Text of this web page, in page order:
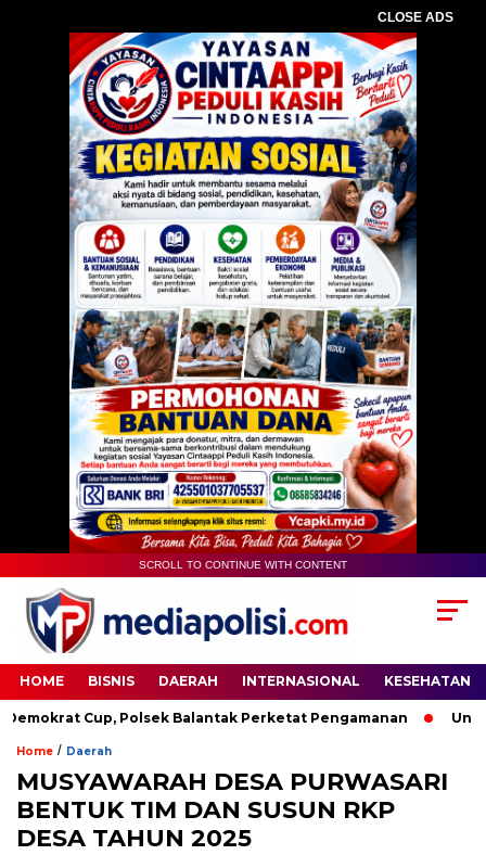
CLOSE ADS
SCROLL TO CONTINUE WITH CONTENT
HOME BISNIS DAERAH INTERNASIONAL KESEHATAN
Cup, Polsek Balantak Perketat Pengamanan
Home / Daerah
MUSYAWARAH DESA PURWASARI
BENTUK TIM DAN SUSUN RKP
DESA TAHUN 2025